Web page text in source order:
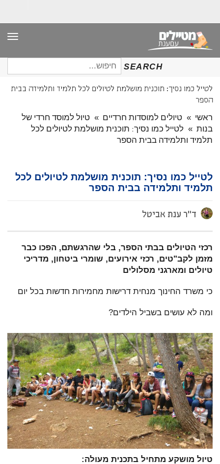
SEARCH
חיפוש
עבור:
לטייל כמו נסיך: תוכנית מושלמת לטיולים לכל תלמיד ותלמידה בבית
הספר
ראשי » טיולים למוסדות חרדיים » טיול למוסד חרדי של
בנות » לטייל כמו נסיך: תוכנית מושלמת לטיולים לכל
תלמיד ותלמידה בבית הספר
לטייל כמו נסיך: תוכנית מושלמת לטיולים לכל
תלמיד ותלמידה בבית הספר
ד"ר ענת אביטל
רכזי הטיולים בבתי הספר, בלי שהרגשתם, הפכו כבר
מזמן לקב"טים, רכזי אירועים, שומרי ביטחון, מדריכי
טיולים ומארגני מסלולים
כי משרד החינוך מנחית דרישות מחמירות חדשות בכל יום
ומה לא עושים בשביל הילדים?
טיול מושקע מתחיל בתכנית מעולה: